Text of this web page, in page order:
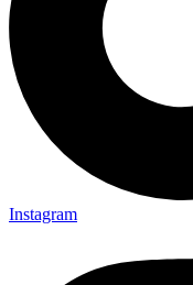
Instagram